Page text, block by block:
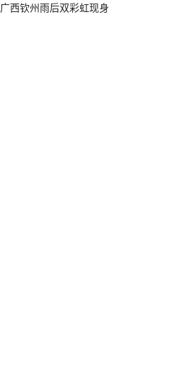
广西钦州雨后双彩虹现身